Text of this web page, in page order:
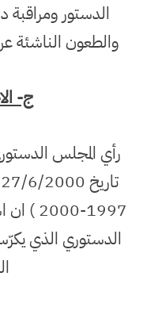
الدستور ومراقبة
والطعون الناشئة عن
ج-
1997-
الدستوري الذي